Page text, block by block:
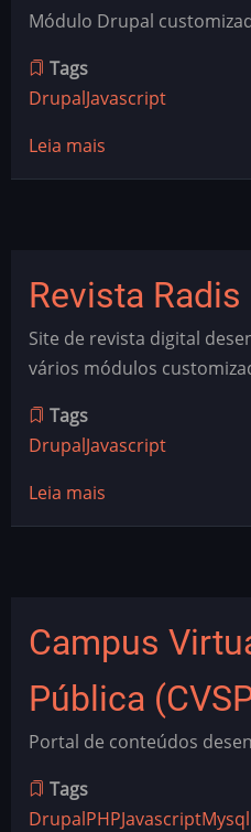
autônoma
Módulo Drupal
Tags
DrupalJavascript
Leia mais
Sistema
Agência
Revista Radis
Site de revista digital
vários módulos
Tags
DrupalJavascript
Leia mais
Revista
Campus
Pública
Portal de conteúdos
Tags
DrupalPHPJavascriptMysql